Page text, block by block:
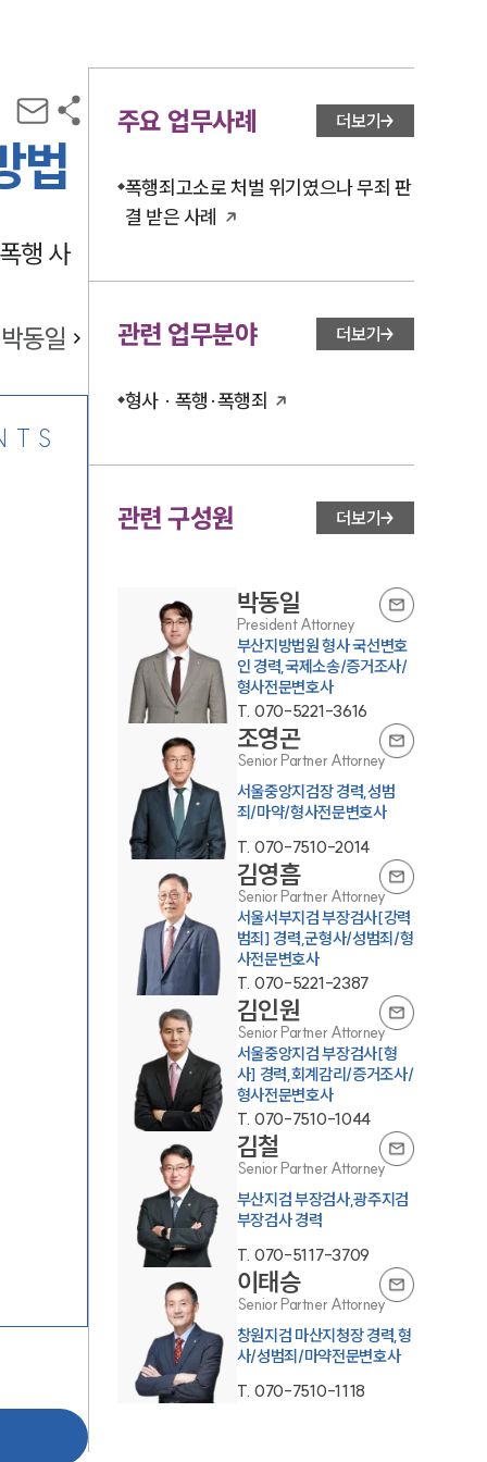
그룹소개
그룹소개
대륜의 강점
오시는 길
글로벌 파트너 로펌
법
행 사
박동일
주요 업무사례 더보기
폭행죄고소로 처벌 위기였으나 무죄 판
결 받은 사례
관련 업무분야 더보기
형사 · 폭행·폭행죄
관련 구성원 더보기
박동일
President Attorney
부산지방법원 형사 국선변호
인 경력,국제소송/증거조사/
형사전문변호사
T. 070-5221-3616
조영곤
Senior Partner Attorney
서울중앙지검장 경력,성범
죄/마약/형사전문변호사
T. 070-7510-2014
김영흠
Senior Partner Attorney
서울서부지검 부장검사[강력
범죄] 경력,군형사/성범죄/형
사전문변호사
T. 070-5221-2387
김인원
Senior Partner Attorney
서울중앙지검 부장검사[형
사] 경력,회계감리/증거조사/
형사전문변호사
T. 070-7510-1044
김철
Senior Partner Attorney
부산지검 부장검사,광주지검
부장검사 경력
T. 070-5117-3709
이태승
Senior Partner Attorney
창원지검 마산지청장 경력,형
사/성범죄/마약전문변호사
T. 070-7510-1118